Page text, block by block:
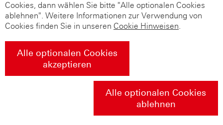
Cookies, dann wählen Sie bitte "Alle optionalen Cookies
ablehnen". Weitere Informationen zur Verwendung von
Cookies finden Sie in unseren Cookie Hinweisen.
Alle optionalen Cookies
akzeptieren
Alle optionalen Cookies
ablehnen